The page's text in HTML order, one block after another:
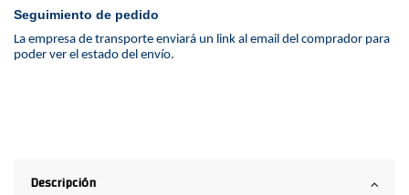
Seguimiento de pedido
La empresa de transporte enviará un link al email del comprador para
poder ver el estado del envío.
Descripción